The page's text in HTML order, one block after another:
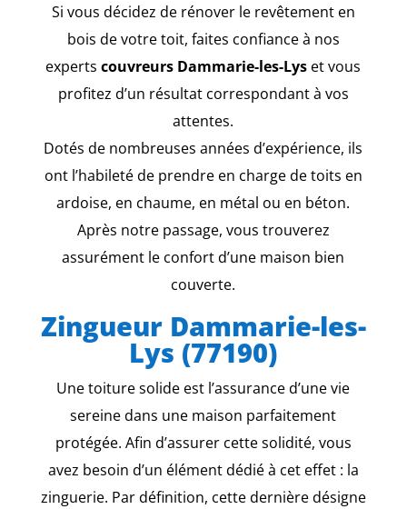
Si vous décidez de rénover le revêtement en
bois de votre toit, faites confiance à nos
expertscouvreurs Dammarie-les-Lys et vous
profitez d’un résultat correspondant à vos
attentes.
Dotés de nombreuses années d’expérience, ils
ont l’habileté de prendre en charge de toits en
ardoise, en chaume, en métal ou en béton.
Après notre passage, vous trouverez
assurément le confort d’une maison bien
couverte.
Zingueur Dammarie-les-
Lys (77190)
Une toiture solide est l’assurance d’une vie
sereine dans une maison parfaitement
protégée. Afin d’assurer cette solidité, vous
avez besoin d’un élément dédié à cet effet : la
zinguerie. Par définition, cette dernière désigne